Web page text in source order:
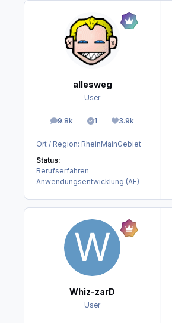
allesweg
User
9.8k
Beiträge 1
Lösungen3.9k
Reputation
Ort / Region: RheinMainGebiet
Status:
Berufserfahren
Anwendungsentwicklung (AE)
Whiz-zarD
User